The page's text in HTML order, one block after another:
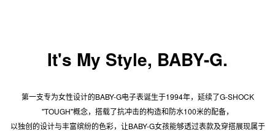
It's My Style, BABY-G.
第一支专为女性设计的BABY-G电子表诞生于1994年，延续了G-SHOCK
"TOUGH"概念，搭载了抗冲击的构造和防水100米的配备，
以独创的设计与丰富缤纷的色彩，让BABY-G女孩能够透过表款及穿搭展现属于